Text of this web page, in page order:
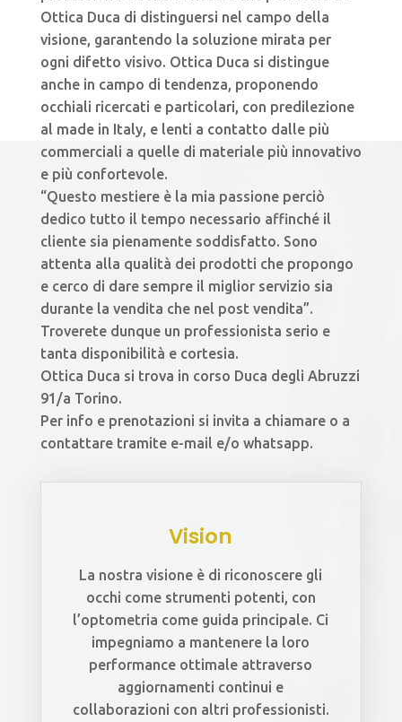
Ottica Duca di distinguersi nel campo della
visione, garantendo la soluzione mirata per
ogni difetto visivo. Ottica Duca si distingue
anche in campo di tendenza, proponendo
occhiali ricercati e particolari, con predilezione
al made in Italy, e lenti a contatto dalle più
commerciali a quelle di materiale più innovativo
e più confortevole.
“Questo mestiere è la mia passione perciò
dedico tutto il tempo necessario affinché il
cliente sia pienamente soddisfatto. Sono
attenta alla qualità dei prodotti che propongo
e cerco di dare sempre il miglior servizio sia
durante la vendita che nel post vendita”.
Troverete dunque un professionista serio e
tanta disponibilità e cortesia.
Ottica Duca si trova in corso Duca degli Abruzzi
91/a Torino.
Per info e prenotazioni si invita a chiamare o a
contattare tramite e-mail e/o whatsapp.
Vision
La nostra visione è di riconoscere gli
occhi come strumenti potenti, con
l’optometria come guida principale. Ci
impegniamo a mantenere la loro
performance ottimale attraverso
aggiornamenti continui e
collaborazioni con altri professionisti.